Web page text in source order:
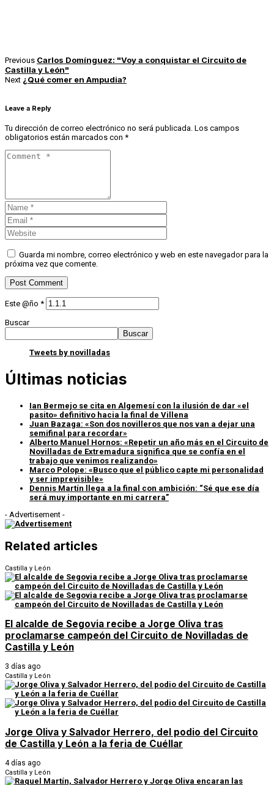
Previous Carlos Domínguez: "Voy a conquistar el Circuito de
Castilla y León"
Next ¿Qué comer en Ampudia?
Leave a Reply
Tu dirección de correo electrónico no será publicada. Los campos
obligatorios están marcados con *
Guarda mi nombre, correo electrónico y web en este navegador para la
próxima vez que comente.
Este @ño *
Buscar
Buscar
Tweets by novilladas
Últimas noticias
Ian Bermejo se cita en Algemesí con la ilusión de dar «el
pasito» definitivo hacia la final de Villena
Juan Bazaga: «Son dos novilleros que nos van a dejar una
semifinal para recordar»
Alberto Manuel Hornos: «Repetir un año más en el Circuito de
Novilladas de Extremadura significa que se confía en el
trabajo que venimos realizando»
Marco Polope: «Busco que el público capte mi personalidad
y ser imprevisible»
Dennis Martín llega a la final con ambición: “Sé que ese día
será muy importante en mi carrera”
- Advertisement -
Related articles
Castilla y León
El alcalde de Segovia recibe a Jorge Oliva tras
proclamarse campeón del Circuito de Novilladas de
Castilla y León
3 días ago
Castilla y León
Jorge Oliva y Salvador Herrero, del podio del Circuito
de Castilla y León a la feria de Cuéllar
4 días ago
Castilla y León